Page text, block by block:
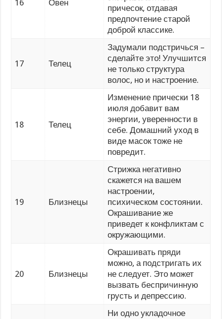
16 Овен
причесок, отдавая
предпочтение старой
доброй классике.
17 Телец
Задумали подстричься –
сделайте это! Улучшится
не только структура
волос, но и настроение.
18 Телец
Изменение прически 18
июля добавит вам
энергии, уверенности в
себе. Домашний уход в
виде масок тоже не
повредит.
19 Близнецы
Стрижка негативно
скажется на вашем
настроении,
психическом состоянии.
Окрашивание же
приведет к конфликтам с
окружающими.
20 Близнецы
Окрашивать пряди
можно, а подстригать их
не следует. Это может
вызвать беспричинную
грусть и депрессию.
Ни одно укладочное